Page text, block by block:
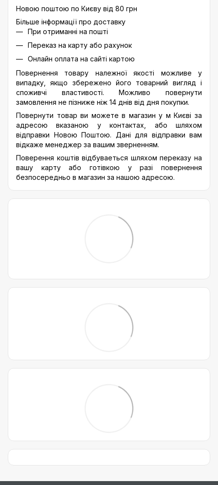
Новою поштою по Києву від 80 грн
Більше інформації про доставку
При отриманні на пошті
Переказ на карту або рахунок
Онлайн оплата на сайті картою
Повернення товару належної якості можливе у
випадку, якщо збережено його товарний вигляд і
споживчі властивості. Можливо повернути
замовлення не пізниже ніж 14 днів від дня покупки.
Повернути товар ви можете в магазин у м Києві за
адресою вказаною у контактах, або шляхом
відправки Новою Поштою. Дані для відправки вам
відкаже менеджер за вашим зверненням.
Поверення коштів відбуваеться шляхом переказу на
вашу карту або готівкою у разі повернення
безпосередньо в магазин за нашою адресою.